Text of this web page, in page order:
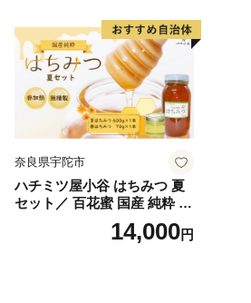
奈良県宇陀市
ハチミツ屋小谷 はちみつ 夏
セット／ 百花蜜 国産 純粋 蜂
蜜 ハチミツ ハニー 非加熱 無
精製 贈答用 贈り物 奈良県 宇
14,000円